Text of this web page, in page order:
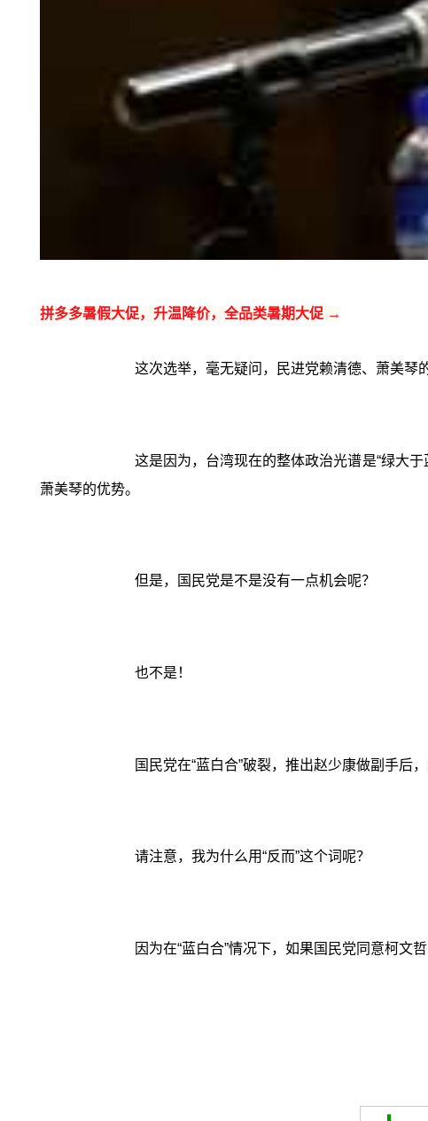
拼多多暑假大促，升温降价，全品类暑期大促 →
这次选举，毫无疑问，民进党赖清德、萧美琴
这是因为，台湾现在的整体政治光谱是“绿大
萧美琴的优势。
但是，国民党是不是没有一点机会呢？
也不是！
国民党在“蓝白合”破裂，推出赵少康做副手后
请注意，我为什么用“反而”这个词呢？
因为在“蓝白合”情况下，如果国民党同意柯文